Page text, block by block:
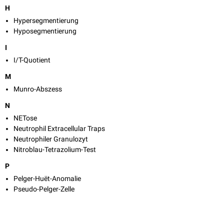
H
Hypersegmentierung
Hyposegmentierung
I
I/T-Quotient
M
Munro-Abszess
N
NETose
Neutrophil Extracellular Traps
Neutrophiler Granulozyt
Nitroblau-Tetrazolium-Test
P
Pelger-Huët-Anomalie
Pseudo-Pelger-Zelle